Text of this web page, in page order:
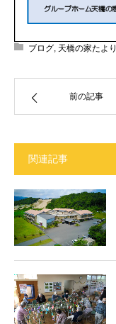
ブログ, 天橋の家たより
前の記事
関連記事